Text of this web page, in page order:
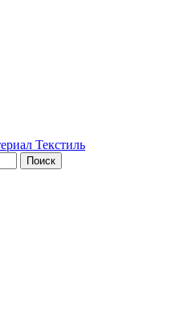
Поиск